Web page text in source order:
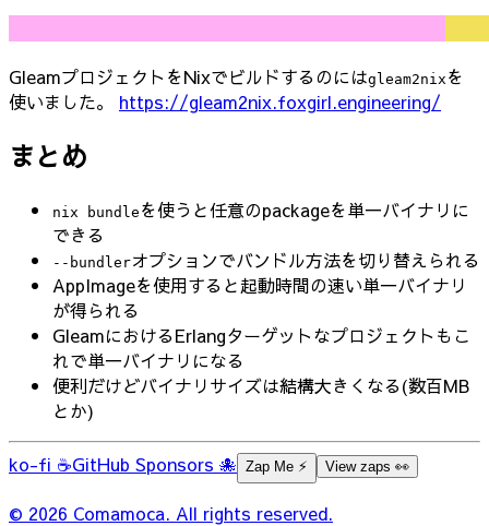
GleamプロジェクトをNixでビルドするのにはgleam2nix を
使いました。 https://gleam2nix.foxgirl.engineering/
まとめ
nix bundle を使うと任意のpackageを単一バイナリに
できる
--bundlerオプションでバンドル方法を切り替えられる
AppImageを使用すると起動時間の速い単一バイナリ
が得られる
GleamにおけるErlangターゲットなプロジェクトもこ
れで単一バイナリになる
便利だけどバイナリサイズは結構大きくなる(数百MB
とか)
ko-fi ☕GitHub Sponsors 🐙 Zap Me ⚡️ View zaps 👀
© 2026 Comamoca. All rights reserved.